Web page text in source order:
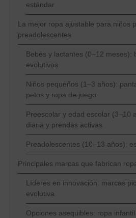
estándar
La mejor ropa ajustable para niños
preadolescentes
Bebés y lactantes (0–12 meses):
evolutivos
Niños pequeños (1–3 años):
petos y ropa de juego
Preescolar y edad escolar (3–10
diaria y prendas activas
Preadolescentes (10–13 años):
Principales marcas que fabrican
Líderes en innovación: marcas
evolutiva
Opciones asequibles: ropa